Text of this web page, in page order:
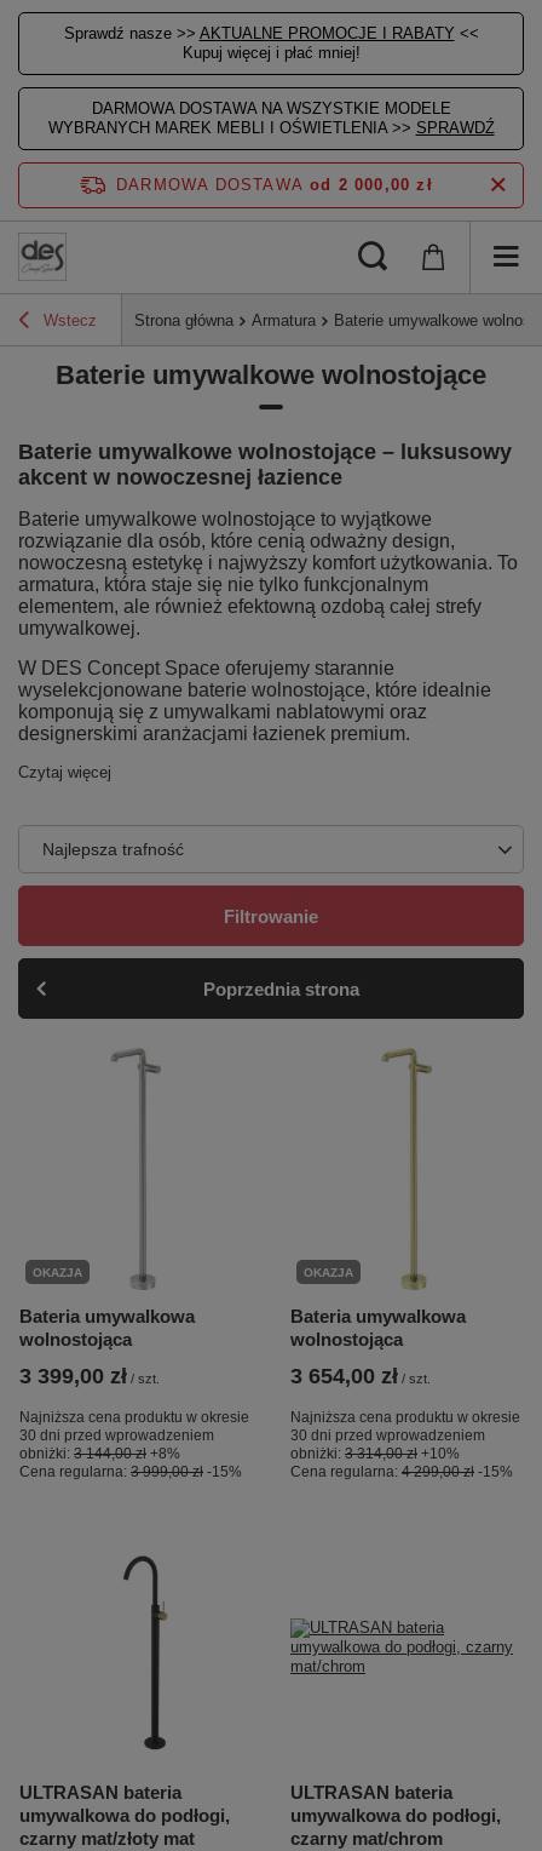
Sprawdź nasze >> AKTUALNE PROMOCJE I RABATY <<
Kupuj więcej i płać mniej!
DARMOWA DOSTAWA NA WSZYSTKIE MODELE
WYBRANYCH MAREK MEBLI I OŚWIETLENIA >> SPRAWDŹ
DARMOWA DOSTAWA od 2 000,00 zł
Wstecz Strona główna Armatura Baterie umywalkowe
Baterie umywalkowe wolnostojące
Baterie umywalkowe wolnostojące – luksusowy
akcent w nowoczesnej łazience
Baterie umywalkowe wolnostojące to wyjątkowe
rozwiązanie dla osób, które cenią odważny design,
nowoczesną estetykę i najwyższy komfort użytkowania. To
armatura, która staje się nie tylko funkcjonalnym
elementem, ale również efektowną ozdobą całej strefy
umywalkowej.
W DES Concept Space oferujemy starannie
wyselekcjonowane baterie wolnostojące, które idealnie
komponują się z umywalkami nablatowymi oraz
designerskimi aranżacjami łazienek premium.
Czytaj więcej
Najlepsza trafność
Filtrowanie
Poprzednia strona
OKAZJA
Bateria umywalkowa
wolnostojąca
3 399,00 zł / szt.
Najniższa cena produktu w okresie
30 dni przed wprowadzeniem
obniżki: 3 144,00 zł +8%
Cena regularna: 3 999,00 zł -15%
OKAZJA
Bateria umywalkowa
wolnostojąca
3 654,00 zł / szt.
Najniższa cena produktu w okresie
30 dni przed wprowadzeniem
obniżki: 3 314,00 zł +10%
Cena regularna: 4 299,00 zł -15%
ULTRASAN bateria
umywalkowa do podłogi,
czarny mat/złoty mat
ULTRASAN bateria
umywalkowa do podłogi,
czarny mat/chrom